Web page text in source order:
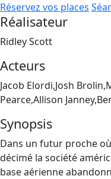
Réservez vos places
Réalisateur
Ridley Scott
Acteurs
Jacob Elordi,Josh
Pearce,Allison
Synopsis
Dans un futur proche
décimé la société
base aérienne